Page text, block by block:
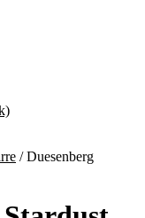
/Duesenberg